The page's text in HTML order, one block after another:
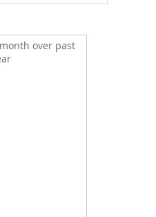
over past